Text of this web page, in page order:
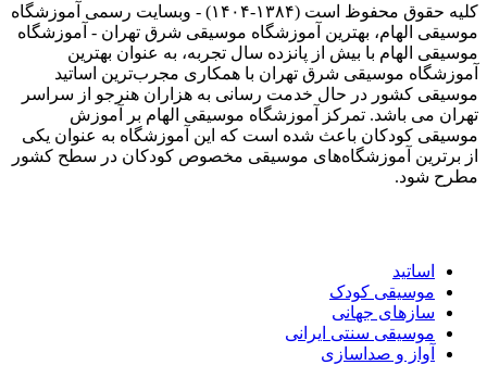
کلیه حقوق محفوظ است (۱۳۸۴-۱۴۰۴) - وبسایت رسمی آموزشگاه
موسیقی الهام، بهترین آموزشگاه موسیقی شرق تهران - آموزشگاه
موسیقی الهام با بیش از پانزده سال تجربه، به عنوان بهترین
آموزشگاه موسیقی شرق تهران با همکاری مجرب‌ترین اساتید
موسیقی کشور در حال خدمت رسانی به هزاران هنرجو از سراسر
تهران می باشد. تمرکز آموزشگاه موسیقی الهام بر آموزش
موسیقی کودکان باعث شده است که این آموزشگاه به عنوان یکی
از برترین آموزشگاه‌های موسیقی مخصوص کودکان در سطح کشور
مطرح شود.
اساتید
موسیقی کودک
سازهای جهانی
موسیقی سنتی ایرانی
آواز و صداسازی